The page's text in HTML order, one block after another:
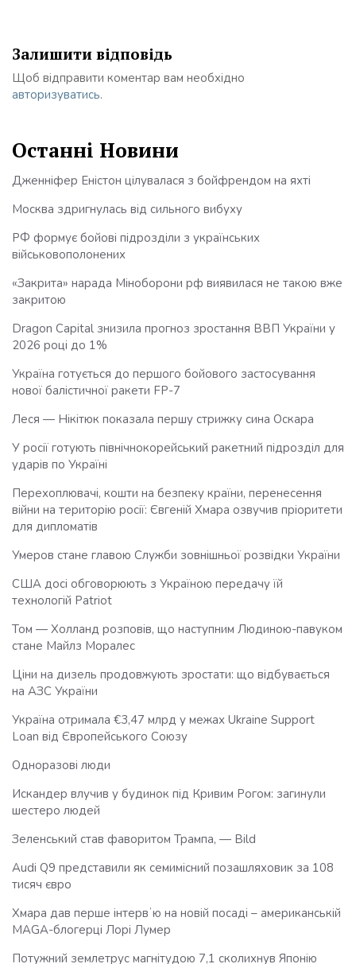
Залишити відповідь
Щоб відправити коментар вам необхідно
авторизуватись.
Останні Новини
Дженніфер Еністон цілувалася з бойфрендом на яхті
Москва здригнулась від сильного вибуху
РФ формує бойові підрозділи з українських
військовополонених
«Закрита» нарада Міноборони рф виявилася не такою вже
закритою
Dragon Capital знизила прогноз зростання ВВП України у
2026 році до 1%
Україна готується до першого бойового застосування
нової балістичної ракети FP-7
Леся — Нікітюк показала першу стрижку сина Оскара
У росії готують північнокорейський ракетний підрозділ для
ударів по Україні
Перехоплювачі, кошти на безпеку країни, перенесення
війни на територію росії: Євгеній Хмара озвучив пріоритети
для дипломатів
Умеров стане главою Служби зовнішньої розвідки України
США досі обговорюють з Україною передачу їй
технологій Patriot
Том — Холланд розповів, що наступним Людиною-павуком
стане Майлз Моралес
Ціни на дизель продовжують зростати: що відбувається
на АЗС України
Україна отримала €3,47 млрд у межах Ukraine Support
Loan від Європейського Союзу
Одноразові люди
Искандер влучив у будинок під Кривим Рогом: загинули
шестеро людей
Зеленський став фаворитом Трампа, — Bild
Audi Q9 представили як семимісний позашляховик за 108
тисяч євро
Хмара дав перше інтервʼю на новій посаді – американській
MAGA-блогерці Лорі Лумер
Потужний землетрус магнітудою 7,1 сколихнув Японію